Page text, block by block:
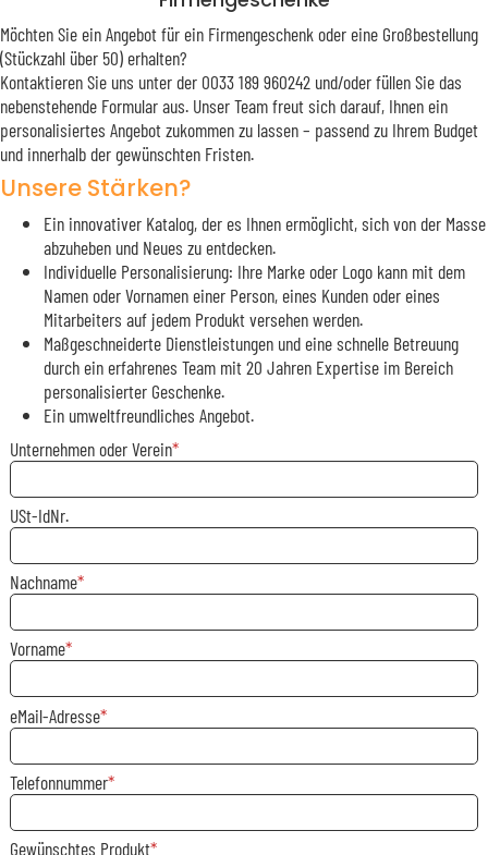
Möchten Sie ein Angebot für ein Firmengeschenk oder eine Großbestellung
(Stückzahl über 50) erhalten?
Kontaktieren Sie uns unter der 0033 189 960242 und/oder füllen Sie das
nebenstehende Formular aus. Unser Team freut sich darauf, Ihnen ein
personalisiertes Angebot zukommen zu lassen – passend zu Ihrem Budget
und innerhalb der gewünschten Fristen.
Unsere Stärken?
Ein innovativer Katalog, der es Ihnen ermöglicht, sich von der Masse
abzuheben und Neues zu entdecken.
Individuelle Personalisierung: Ihre Marke oder Logo kann mit dem
Namen oder Vornamen einer Person, eines Kunden oder eines
Mitarbeiters auf jedem Produkt versehen werden.
Maßgeschneiderte Dienstleistungen und eine schnelle Betreuung
durch ein erfahrenes Team mit 20 Jahren Expertise im Bereich
personalisierter Geschenke.
Ein umweltfreundliches Angebot.
Unternehmen oder Verein
USt-IdNr.
Nachname
Vorname
eMail-Adresse
Telefonnummer
Gewünschtes Produkt